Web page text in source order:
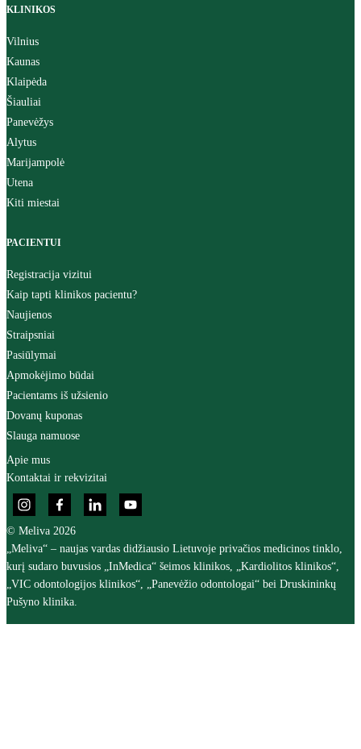
KLINIKOS
Vilnius
Kaunas
Klaipėda
Šiauliai
Panevėžys
Alytus
Marijampolė
Utena
Kiti miestai
PACIENTUI
Registracija vizitui
Kaip tapti klinikos pacientu?
Naujienos
Straipsniai
Pasiūlymai
Apmokėjimo būdai
Pacientams iš užsienio
Dovanų kuponas
Slauga namuose
Apie mus
Kontaktai ir rekvizitai
© Meliva 2026
„Meliva“ – naujas vardas didžiausio Lietuvoje privačios medicinos tinklo,
kurį sudaro buvusios „InMedica“ šeimos klinikos, „Kardiolitos klinikos“,
„VIC odontologijos klinikos“, „Panevėžio odontologai“ bei Druskininkų
Pušyno klinika.